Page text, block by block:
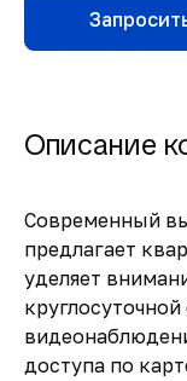
Описание
Современный
предлагает
уделяет
доступа по